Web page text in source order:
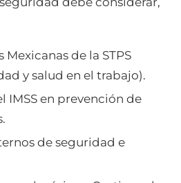
Mexicanas de la STPS
y salud en el trabajo).
IMSS en prevención de
de seguridad e